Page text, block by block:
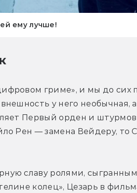
ему лучше!
гриме», и мы до сих
у него необычная,
Первый орден и
Рен — замена Вейдеру, то
славу ролями,
колец», Цезарь в